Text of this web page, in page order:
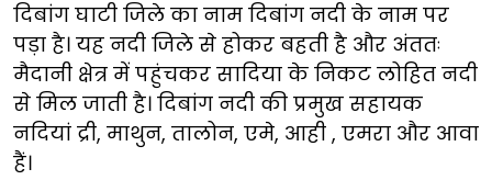
दिबांग घाटी जिले का नाम दिबांग नदी के नाम पर
पड़ा है। यह नदी जिले से होकर बहती है और अंततः
मैदानी क्षेत्र में पहुंचकर सादिया के निकट लोहित नदी
से मिल जाती है। दिबांग नदी की प्रमुख सहायक
नदियां द्री, माथुन, तालोन, एमे, आही , एमरा और आवा
हैं।